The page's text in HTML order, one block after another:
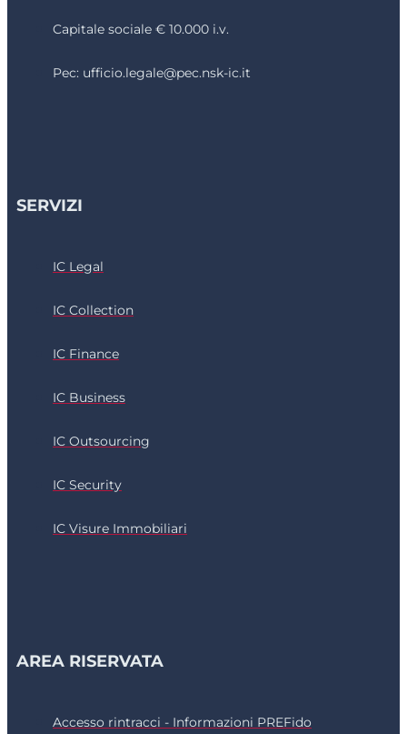
Capitale sociale € 10.000 i.v.
Pec: ufficio.legale@pec.nsk-ic.it
SERVIZI
IC Legal
IC Collection
IC Finance
IC Business
IC Outsourcing
IC Security
IC Visure Immobiliari
AREA RISERVATA
Accesso rintracci - Informazioni PREFido